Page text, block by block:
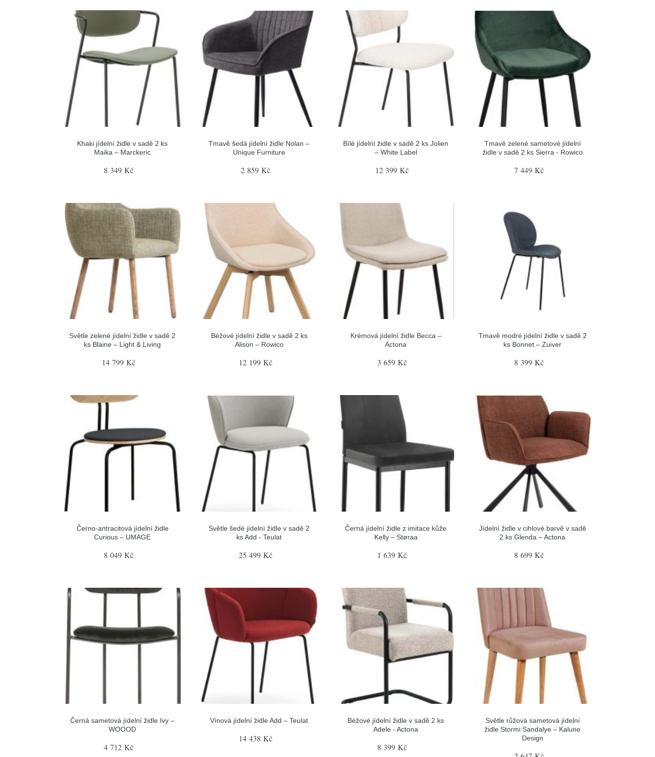
Khaki jídelní židle v sadě 2 ks
Maika – Marckeric
8 349 Kč
Tmavě šedá jídelní židle Nolan –
Unique Furniture
2 859 Kč
Bílé jídelní židle v sadě 2 ks Jolien
– White Label
12 399 Kč
Tmavě zelené sametové jídelní
židle v sadě 2 ks Sierra - Rowico
7 449 Kč
Světle zelené jídelní židle v sadě 2
ks Blaine – Light & Living
14 799 Kč
Béžové jídelní židle v sadě 2 ks
Alison – Rowico
12 199 Kč
Krémová jídelní židle Becca –
Actona
3 659 Kč
Tmavě modré jídelní židle v sadě 2
ks Bonnet – Zuiver
8 399 Kč
Černo-antracitová jídelní židle
Curious – UMAGE
8 049 Kč
Světle šedé jídelní židle v sadě 2
ks Add - Teulat
25 499 Kč
Černá jídelní židle z imitace kůže
Kelly – Støraa
1 639 Kč
Jídelní židle v cihlové barvě v sadě
2 ks Glenda – Actona
8 699 Kč
Černá sametová jídelní židle Ivy –
WOOOD
4 712 Kč
Vínová jídelní židle Add – Teulat
14 438 Kč
Béžové jídelní židle v sadě 2 ks
Adele - Actona
8 399 Kč
Světle růžová sametová jídelní
židle Stormi Sandalye – Kalune
Design